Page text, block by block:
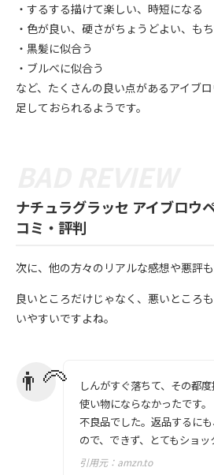
・するする描けて楽しい、時短になる
・色が良い、硬さがちょうどよい、も
・黒髪に似合う
・ブルべに似合う
など、たくさんの良い点があるアイブ
足しておられるようです。
ナチュラグラッセ アイブロウ
コミ・評判
次に、他の方々のリアルな感想や悪評
良いところだけじゃなく、悪いところ
いやすいですよね。
しんがすぐ落ちて、その都
使い物にならなかったです。
不良品でした。返品するに
ので、できず、とてもショッ
引用元： amzn.to